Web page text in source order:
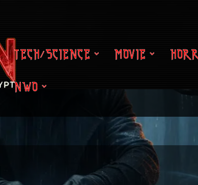
MOVIE
TECH/SCIENCE
NWO